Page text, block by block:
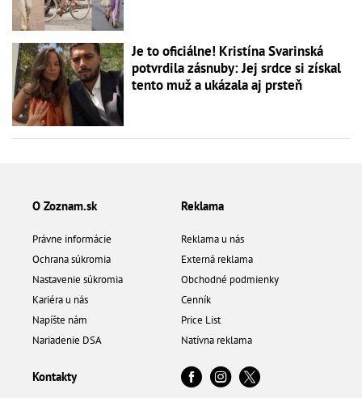
Je to oficiálne! Kristína Svarinská
potvrdila zásnuby: Jej srdce si získal
tento muž a ukázala aj prsteň
O Zoznam.sk
Právne informácie
Ochrana súkromia
Nastavenie súkromia
Kariéra u nás
Napíšte nám
Nariadenie DSA
Reklama
Reklama u nás
Externá reklama
Obchodné podmienky
Cenník
Price List
Natívna reklama
Kontakty